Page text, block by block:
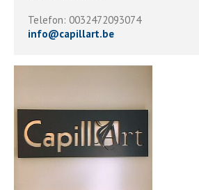
Telefon: 0032472093074
info@capillart.be